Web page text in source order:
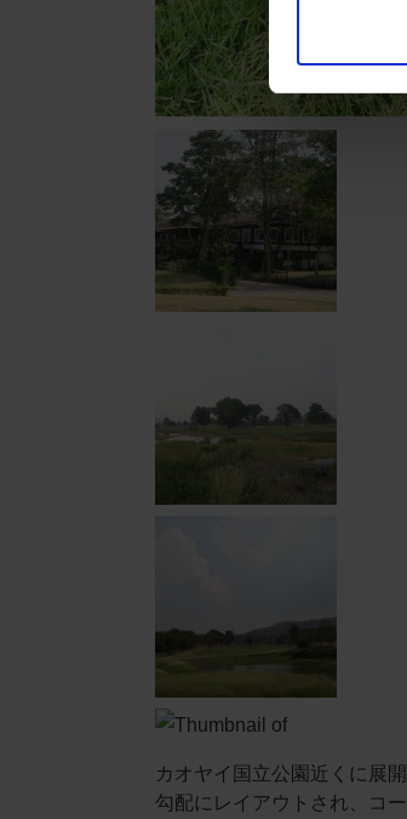
カオヤイ国立公園近くに展
勾配にレイアウトされ、コ